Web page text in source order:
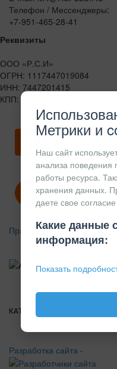
Телефон / Мессенджеры:
+7-951-465-28-41
Реквизиты
ООО «Р.С.И»
ОГРН: 1117447019084
ИНН: 7447201415
КПП: 744701001
Скачать
Политика
Правила возврата
КАТАЛОГ
Разработка сайта -
Метрики и
Наш сайт
анализа поведения
работы ресурса.
хранения данных.
даете свое
Какие данные
информация:
Показать